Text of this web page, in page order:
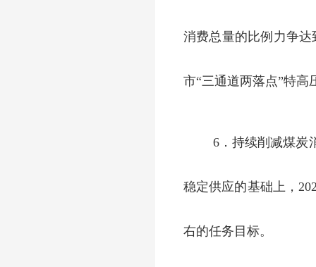
消费总量的比例力争
市“三通道两落点”特
6．持续削减煤炭
稳定供应的基础上，
右的任务目标。